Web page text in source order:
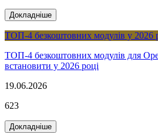
Докладніше
ТОП-4 безкоштовних модулів у 2026
ТОП-4 безкоштовних модулів для
встановити у 2026 році
19.06.2026
623
Докладніше